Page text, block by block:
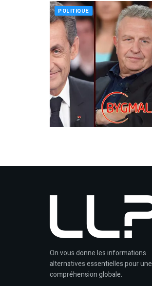
POLITIQUE
On vous donne les informations
alternatives essentielles pour une
compréhension globale.